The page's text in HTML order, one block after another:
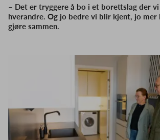
– Det er tryggere å bo i et borettslag der
hverandre. Og jo bedre vi blir kjent, jo mer
gjøre sammen.